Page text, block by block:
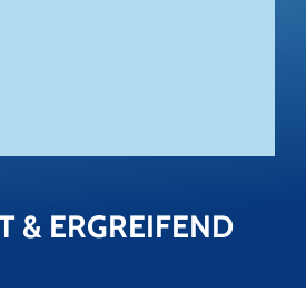
& ER­GREI­FEND